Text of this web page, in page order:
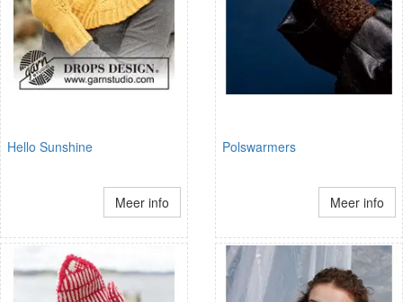
Hello Sunshine
Meer info
Polswarmers
Meer info